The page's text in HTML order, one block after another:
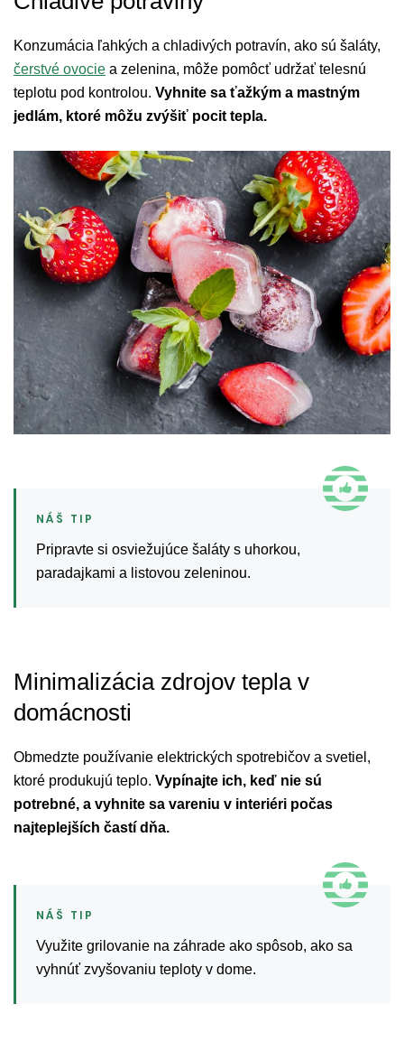
Konzumácia ľahkých a chladivých potravín, ako sú šaláty,
čerstvé ovocie a zelenina, môže pomôcť udržať telesnú
teplotu pod kontrolou. Vyhnite sa ťažkým a mastným
jedlám, ktoré môžu zvýšiť pocit tepla.
Pripravte si osviežujúce šaláty s uhorkou,
paradajkami a listovou zeleninou.
Minimalizácia zdrojov tepla v
domácnosti
Obmedzte používanie elektrických spotrebičov a svetiel,
ktoré produkujú teplo. Vypínajte ich, keď nie sú
potrebné, a vyhnite sa vareniu v interiéri počas
najteplejších častí dňa.
Využite grilovanie na záhrade ako spôsob, ako sa
vyhnúť zvyšovaniu teploty v dome.